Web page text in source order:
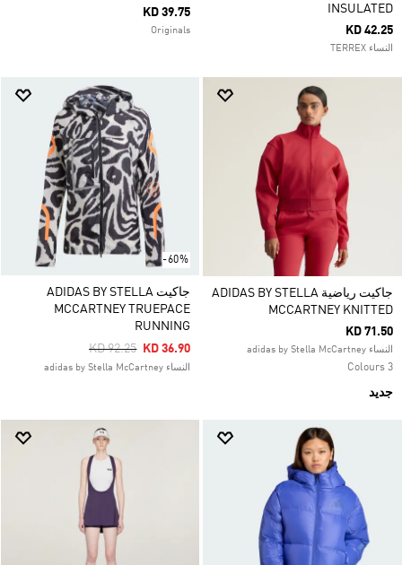
INSULATED
KD 42.25
النساء TERREX
KD 39.75
Originals
جاكيت رياضية ADIDAS BY STELLA
MCCARTNEY KNITTED
KD 71.50
النساء adidas by Stella McCartney
3 Colours
جديد
-60%
جاكيت ADIDAS BY STELLA
MCCARTNEY TRUEPACE
RUNNING
Price Reduced From
KD 92.25ToKD 36.90
النساء adidas by Stella McCartney